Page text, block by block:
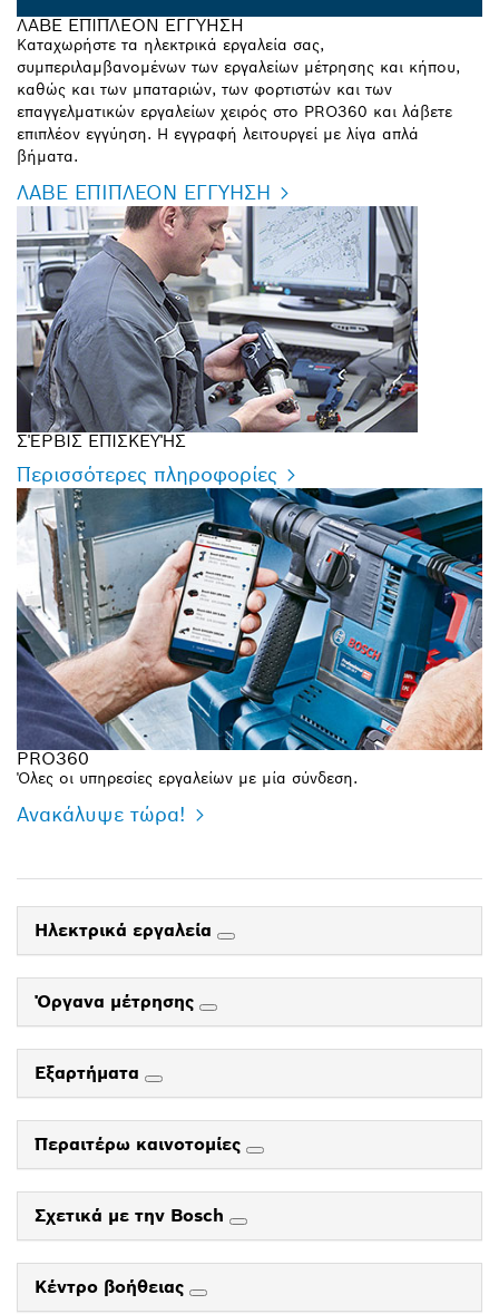
ΛΑΒΕ ΕΠΙΠΛΕΟΝ ΕΓΓΥΗΣΗ
Καταχωρήστε τα ηλεκτρικά εργαλεία σας,
συμπεριλαμβανομένων των εργαλείων μέτρησης και κήπου,
καθώς και των μπαταριών, των φορτιστών και των
επαγγελματικών εργαλείων χειρός στο PRO360 και λάβετε
επιπλέον εγγύηση. Η εγγραφή λειτουργεί με λίγα απλά
βήματα.
ΛΑΒΕ ΕΠΙΠΛΕΟΝ ΕΓΓΥΗΣΗ
ΣΈΡΒΙΣ ΕΠΙΣΚΕΥΉΣ
Περισσότερες πληροφορίες
PRO360
Όλες οι υπηρεσίες εργαλείων με μία σύνδεση.
Ανακάλυψε τώρα!
Ηλεκτρικά εργαλεία
Όργανα μέτρησης
Εξαρτήματα
Περαιτέρω καινοτομίες
Σχετικά με την Bosch
Κέντρο βοήθειας